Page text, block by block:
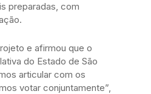
preparadas, com
e afirmou que o
do Estado de São
articular com os
votar conjuntamente”,